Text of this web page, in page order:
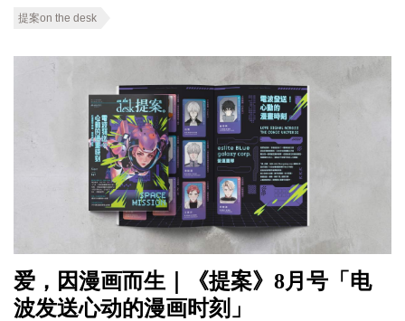
提案on the desk
爱，因漫画而生｜《提案》8月号「电
波发送心动的漫画时刻」